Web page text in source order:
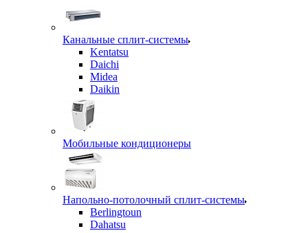
Канальные сплит-системы
Kentatsu
Daichi
Midea
Daikin
Мобильные кондиционеры
Напольно-потолочный сплит-системы
Berlingtoun
Dahatsu